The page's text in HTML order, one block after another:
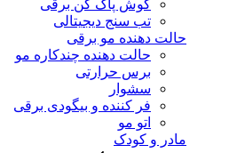
گوش پاک کن برقی
تب سنج دیجیتالی
حالت دهنده مو برقی
حالت دهنده چندکاره مو
برس حرارتی
سشوار
فر کننده و بیگودی برقی
اتو مو
مادر و کودک